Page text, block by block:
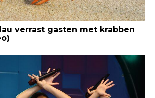
verrast gasten met krabben